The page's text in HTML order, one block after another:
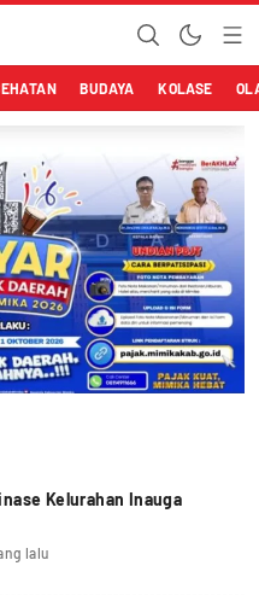
BUDAYA KOLASE
Kelurahan Inauga
lalu